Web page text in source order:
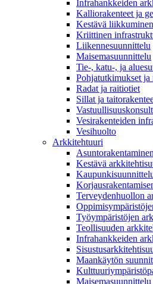
Infrahankkeiden
Kalliorakenteet ja
Kestävä liikkuminen
Kriittinen
Liikennesuunnittelu
Maisemasuunnittelu
Tie-, katu-, ja
Pohjatutkimukset ja
Radat ja raitiotiet
Sillat ja
Vesirakenteiden
Vesihuolto
Arkkitehtuuri
Asuntorakentaminen
Kestävä
Terveydenhuollon
Työympäristöjen
Teollisuuden
Infrahankkeiden
Maankäytön
Maisemasuunnittelu